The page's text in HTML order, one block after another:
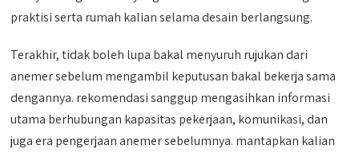
praktisi serta rumah kalian selama desain berlangsung.
Terakhir, tidak boleh lupa bakal menyuruh rujukan dari
anemer sebelum mengambil keputusan bakal bekerja sama
dengannya. rekomendasi sanggup mengasihkan informasi
utama berhubungan kapasitas pekerjaan, komunikasi, dan
juga era pengerjaan anemer sebelumnya. mantapkan kalian